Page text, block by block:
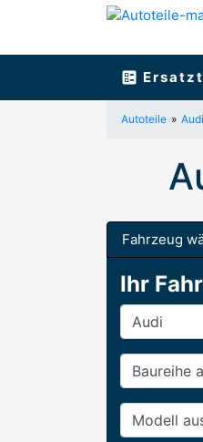
ballot
Autoteile
Fahrzeug
Ihr
Hersteller
Baureihe
Modell